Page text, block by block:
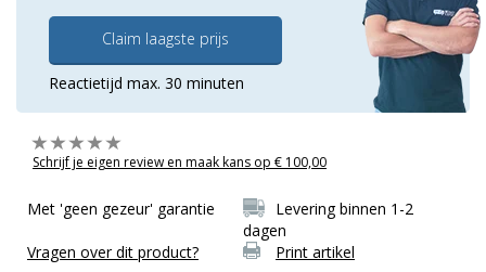
Claim laagste prijs
Reactietijd max. 30 minuten
Schrijf je eigen review en maak kans op € 100,00
Met 'geen gezeur' garantie
Levering binnen 1-2
dagen
Vragen over dit product?
Print artikel